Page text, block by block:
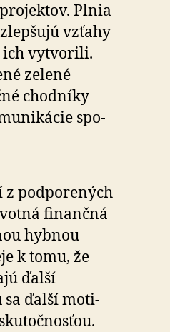
Plnia
vzťahy
vytvorili.
zelené
chodníky
spo­
pod­po­re­ných
finančná
hybnou
k tomu, že
ďalší
sa ďalší moti­